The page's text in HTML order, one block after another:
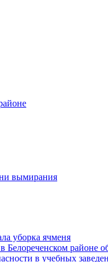
вымирания
уборка ячменя
районе
в учебных